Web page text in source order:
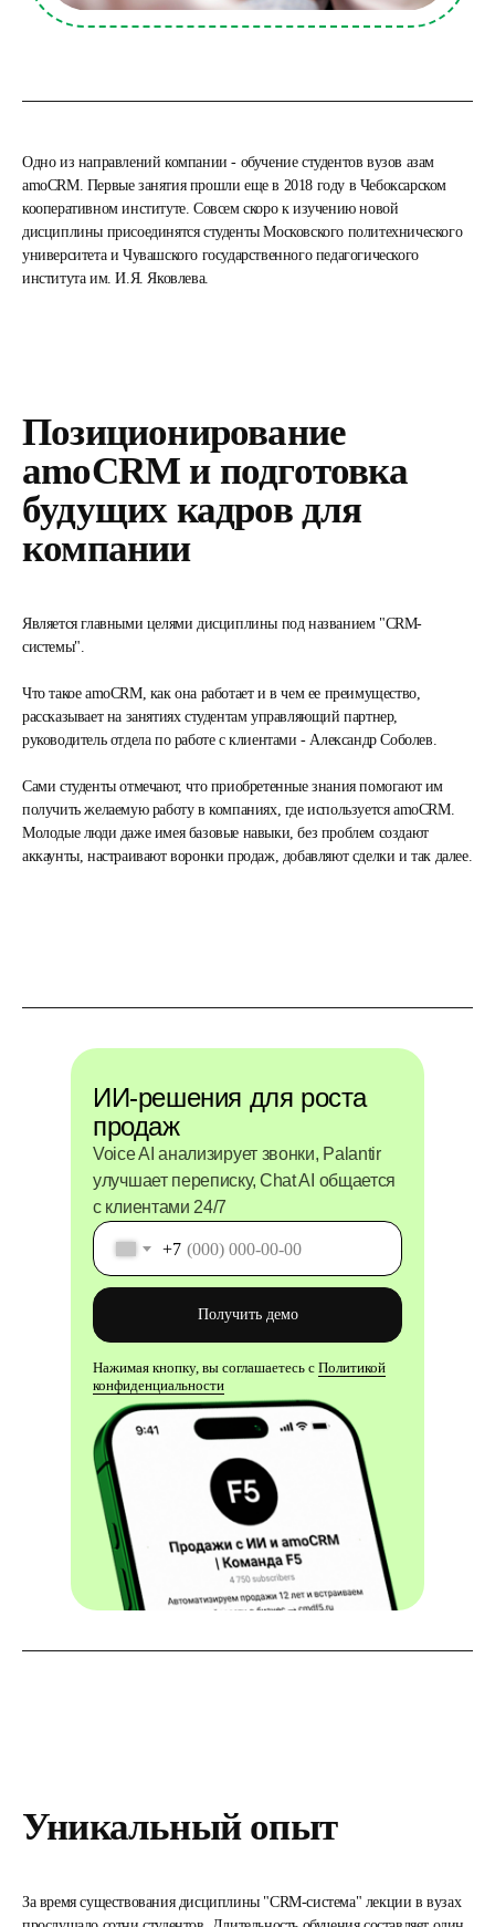
Одно из направлений компании - обучение студентов вузов азам
amoCRM. Первые занятия прошли еще в 2018 году в Чебоксарском
кооперативном институте. Совсем скоро к изучению новой
дисциплины присоединятся студенты Московского политехнического
университета и Чувашского государственного педагогического
института им. И.Я. Яковлева.
Позиционирование
amoCRM и подготовка
будущих кадров для
компании
Является главными целями дисциплины под названием "CRM-
системы".
Что такое amoCRM, как она работает и в чем ее преимущество,
рассказывает на занятиях студентам управляющий партнер,
руководитель отдела по работе с клиентами - Александр Соболев.
Сами студенты отмечают, что приобретенные знания помогают им
получить желаемую работу в компаниях, где используется amoCRM.
Молодые люди даже имея базовые навыки, без проблем создают
аккаунты, настраивают воронки продаж, добавляют сделки и так далее.
ИИ-решения для роста
продаж
Voice AI анализирует звонки, Palantir
улучшает переписку, Chat AI общается
с клиентами 24/7
+7
Получить демо
Нажимая кнопку, вы соглашаетесь с Политикой
конфиденциальности
Уникальный опыт
За время существования дисциплины "CRM-система" лекции в вузах